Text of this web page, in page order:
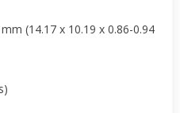
(14.17 x 10.19 x 0.86-0.94